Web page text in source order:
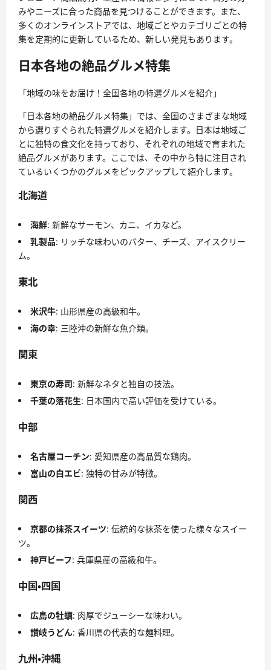
みやニーズに合った商品を見つけることができます。また、
多くのオンラインストアでは、地域ごとやカテゴリごとの特
集を定期的に更新しているため、新しい発見もあります。
日本各地の絶品グルメ特集
「地域の味をお届け！全国各地の特選グルメを紹介」
「日本各地の絶品グルメ特集」では、全国のさまざまな地域
から選りすぐられた特選グルメを紹介します。日本は地域ご
とに独特の食文化を持っており、それぞれの地域で育まれた
絶品グルメがあります。ここでは、その中から特に注目され
ているいくつかのグルメをピックアップして紹介します。
北海道
海鮮: 新鮮なサーモン、カニ、イカなど。
乳製品: リッチな味わいのバター、チーズ、アイスクリー
ム。
東北
米沢牛: 山形県産の高級和牛。
海の幸: 三陸沖の新鮮な魚介類。
関東
東京の寿司: 新鮮なネタと独自の技法。
千葉の落花生: 日本国内で高い評価を受けている。
中部
名古屋コーチン: 愛知県産の高品質な鶏肉。
富山の白エビ: 独特の甘みが特徴。
関西
京都の抹茶スイーツ: 伝統的な抹茶を使った様々なスイー
ツ。
神戸ビーフ: 兵庫県産の高級和牛。
中国・四国
広島の牡蠣: 肉厚でジューシーな味わい。
讃岐うどん: 香川県の代表的な麺料理。
九州・沖縄